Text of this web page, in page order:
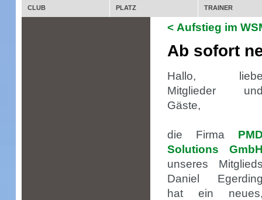
CLUB PLATZ TRAINER
< Aufstieg im
Ab sofort
Hallo,
Mitglieder
Gäste,
die Firma
Solutions
unseres
Daniel
hat ein